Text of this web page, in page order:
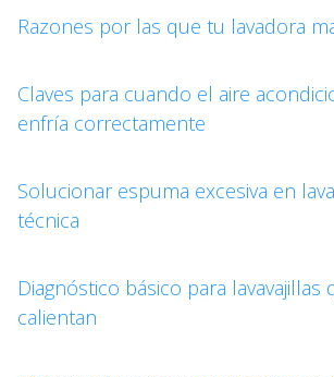
Razones por las que tu lavadora
Claves para cuando el aire
enfría correctamente
Solucionar espuma excesiva en
técnica
Diagnóstico básico para lavavajillas
calientan